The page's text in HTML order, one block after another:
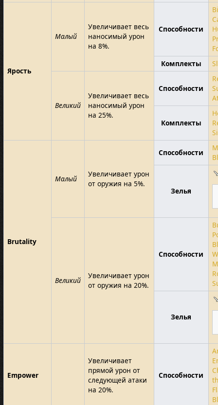
Ярость
Малый
Увеличивает весь
наносимый урон
на 8%.
Способности
Комплекты
Великий
Увеличивает весь
наносимый урон
на 25%.
Способности
Комплекты
Brutality
Малый
Увеличивает урон
от оружия на 5%.
Способности
Зелья
Великий
Увеличивает урон
от оружия на 20%.
Способности
Зелья
Empower
Увеличивает
прямой урон от
следующей атаки
на 20%.
Способности